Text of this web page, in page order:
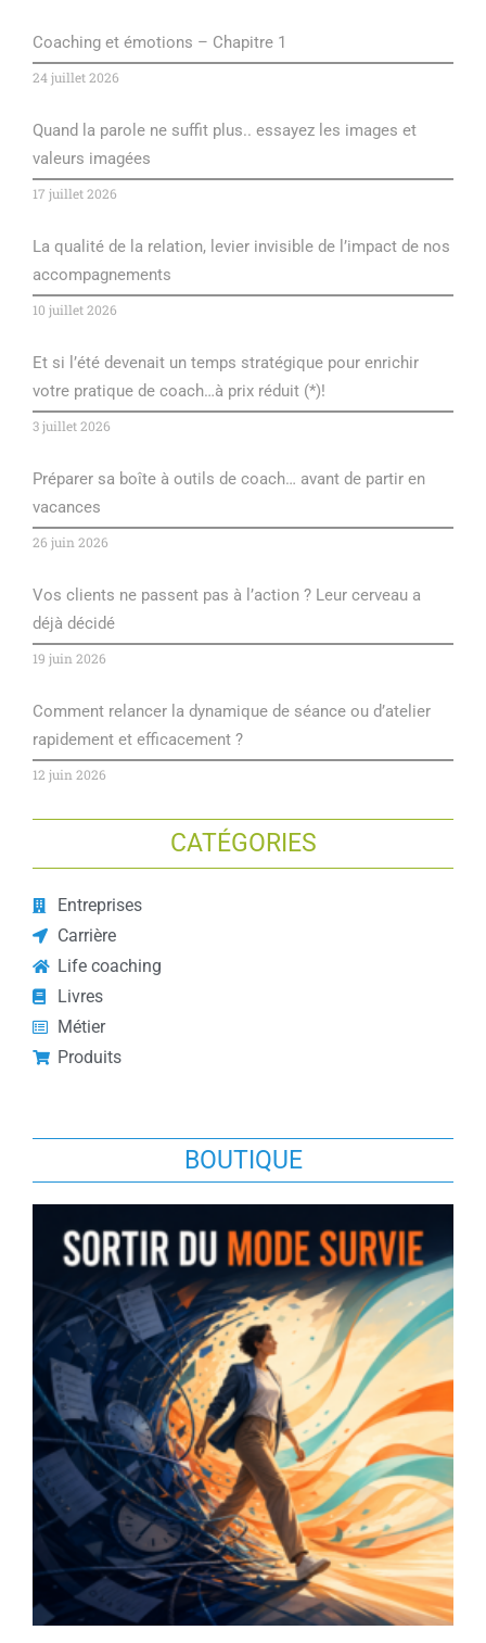
Coaching et émotions – Chapitre 1
24 juillet 2026
Quand la parole ne suffit plus.. essayez les images et
valeurs imagées
17 juillet 2026
La qualité de la relation, levier invisible de l’impact de nos
accompagnements
10 juillet 2026
Et si l’été devenait un temps stratégique pour enrichir
votre pratique de coach…à prix réduit (*)!
3 juillet 2026
Préparer sa boîte à outils de coach… avant de partir en
vacances
26 juin 2026
Vos clients ne passent pas à l’action ? Leur cerveau a
déjà décidé
19 juin 2026
Comment relancer la dynamique de séance ou d’atelier
rapidement et efficacement ?
12 juin 2026
CATÉGORIES
Entreprises
Carrière
Life coaching
Livres
Métier
Produits
BOUTIQUE